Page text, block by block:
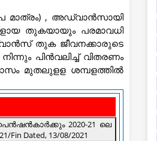
മാത്രം) , അഡ്വാൻസായി
തുകയായും പരമാവധി
തുക ജീവനക്കാരുടെ
പിൻവലിച്ച് വിതരണം
മുതലുളള ശമ്പളത്തിൽ
പെൻഷൻകാർക്കും 2020-21 ലെ
Dated, 13/08/2021